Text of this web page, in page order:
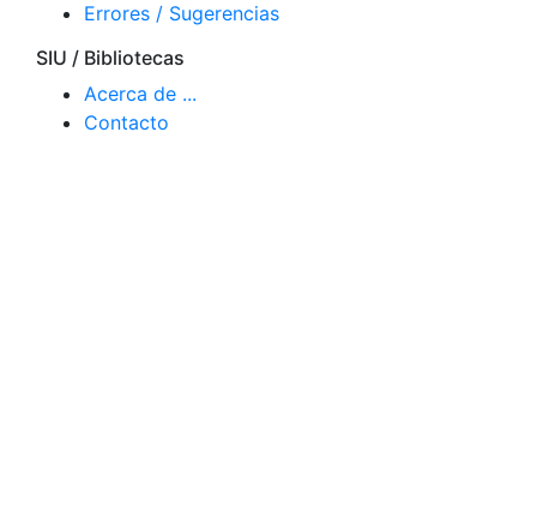
Errores / Sugerencias
SIU / Bibliotecas
Acerca de ...
Contacto